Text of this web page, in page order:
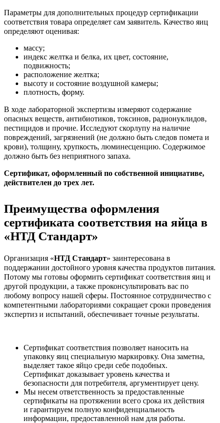
Параметры для дополнительных процедур сертификации
соответствия товара определяет сам заявитель. Качество яиц
определяют оценивая:
массу;
индекс желтка и белка, их цвет, состояние,
подвижность;
расположение желтка;
высоту и состояние воздушной камеры;
плотность, форму.
В ходе лабораторной экспертизы измеряют содержание
опасных веществ, антибиотиков, токсинов, радионуклидов,
пестицидов и прочие. Исследуют скорлупу на наличие
повреждений, загрязнений (не должно быть следов помета и
крови), толщину, хрупкость, люминесценцию. Содержимое
должно быть без неприятного запаха.
Сертификат, оформленный по собственной инициативе,
действителен до трех лет.
Преимущества оформления
сертификата соответствия на яйца в
«НТД Стандарт»
Организация «НТД Стандарт» заинтересована в
поддержании достойного уровня качества продуктов питания.
Потому мы готовы оформить сертификат соответствия яиц и
другой продукции, а также проконсультировать вас по
любому вопросу нашей сферы. Постоянное сотрудничество с
компетентными лабораториями сокращает сроки проведения
экспертиз и испытаний, обеспечивает точные результаты.
Сертификат соответствия позволяет наносить на
упаковку яиц специальную маркировку. Она заметна,
выделяет такое яйцо среди себе подобных.
Сертификат доказывает уровень качества и
безопасности для потребителя, аргументирует цену.
Мы несем ответственность за предоставленные
сертификаты на протяжении всего срока их действия
и гарантируем полную конфиденциальность
информации, предоставленной нам для работы.